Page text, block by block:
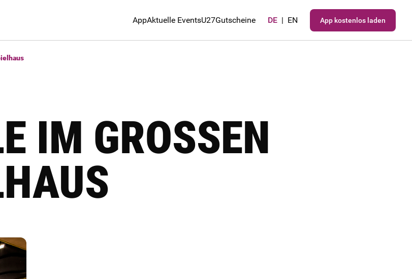
AppAktuelle EventsU27Gutscheine DE | EN App kostenlos laden
IM GROSSEN F